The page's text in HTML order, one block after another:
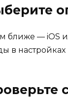
ближе — iOS
в настройках